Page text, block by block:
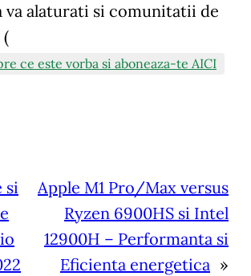
va alaturati si comunitatii de
ce este vorba si aboneaza-te AICI
si
Apple M1 Pro/Max versus
Ryzen 6900HS si Intel
12900H – Performanta si
Eficienta energetica »